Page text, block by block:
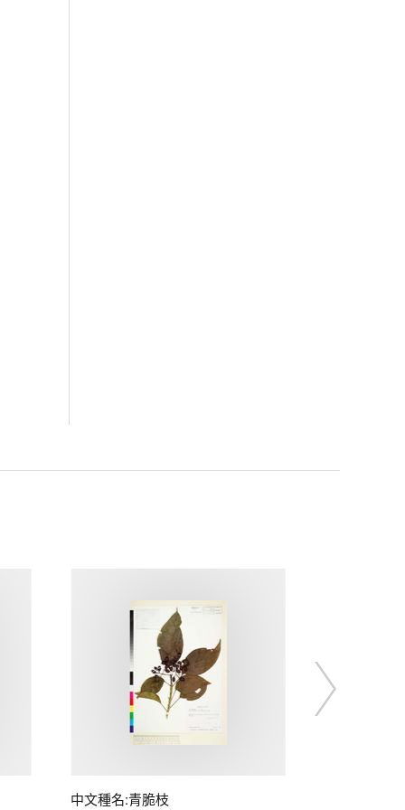
中文種名:青脆枝